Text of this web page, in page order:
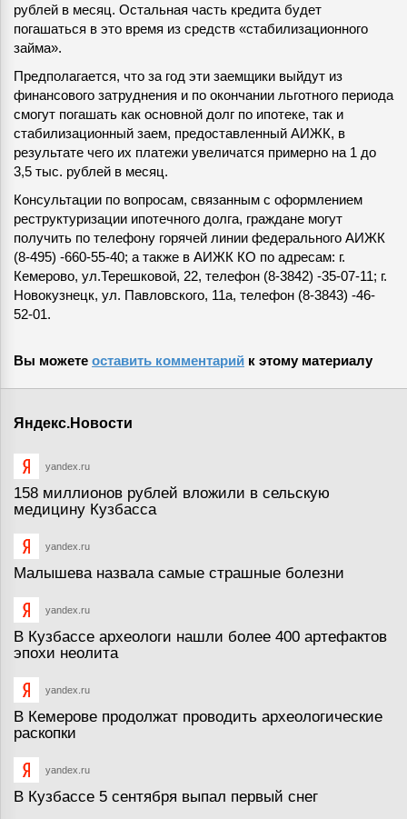
рублей в месяц. Остальная часть кредита будет
погашаться в это время из средств «стабилизационного
займа».
Предполагается, что за год эти заемщики выйдут из
финансового затруднения и по окончании льготного периода
смогут погашать как основной долг по ипотеке, так и
стабилизационный заем, предоставленный АИЖК, в
результате чего их платежи увеличатся примерно на 1 до
3,5 тыс. рублей в месяц.
Консультации по вопросам, связанным с оформлением
реструктуризации ипотечного долга, граждане могут
получить по телефону горячей линии федерального АИЖК
(8-495) -660-55-40; а также в АИЖК КО по адресам: г.
Кемерово, ул.Терешковой, 22, телефон (8-3842) -35-07-11; г.
Новокузнецк, ул. Павловского, 11а, телефон (8-3843) -46-
52-01.
Вы можете оставить комментарий к этому материалу
Яндекс.Новости
yandex.ru
158 миллионов рублей вложили в сельскую
медицину Кузбасса
yandex.ru
Малышева назвала самые страшные болезни
yandex.ru
В Кузбассе археологи нашли более 400 артефактов
эпохи неолита
yandex.ru
В Кемерове продолжат проводить археологические
раскопки
yandex.ru
В Кузбассе 5 сентября выпал первый снег